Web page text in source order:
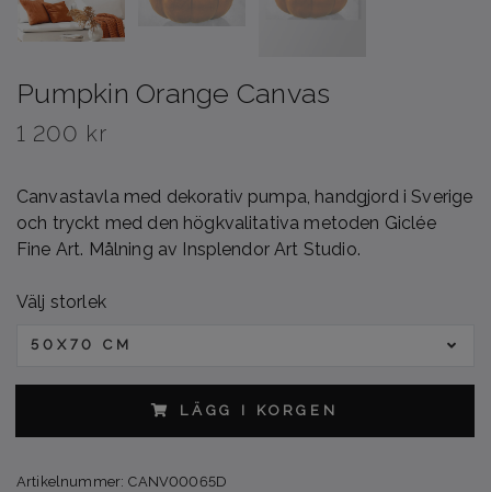
Pumpkin Orange Canvas
1 200 kr
Canvastavla med dekorativ pumpa, handgjord i Sverige
och tryckt med den högkvalitativa metoden Giclée
Fine Art. Målning av Insplendor Art Studio.
Välj storlek
50X70 CM
LÄGG I KORGEN
Artikelnummer: CANV00065D